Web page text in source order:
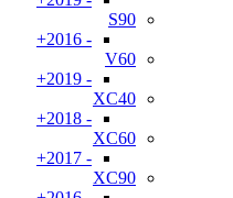
S90
- 2016+
V60
- 2019+
XC40
- 2018+
XC60
- 2017+
XC90